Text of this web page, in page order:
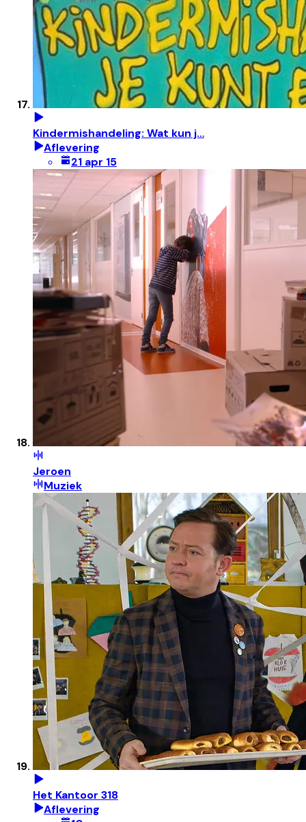
Kindermishandeling: Wat kun j…
Aflevering
21 apr 15
Jeroen
Muziek
Het Kantoor 318
Aflevering